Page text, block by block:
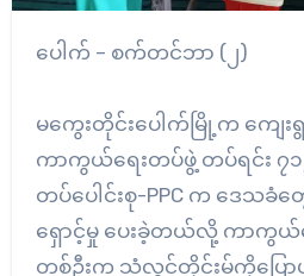
ပေါက် – စက်တင်ဘာ (၂)
မကွေးတိုင်းပေါက်မြို့က ကျေ
ကာကွယ်ရေးတပ်ဖွဲ့ တပ်ရင်း ၇၁
တပ်ပေါင်းစု-PPC က ဒေသခံတွ
ရှောင့်မှု ပေးခဲ့တယ်လို့ ကာကွယ်
တစ်ဦးက သံလွင်တိုင်းမ်ကိုပြော